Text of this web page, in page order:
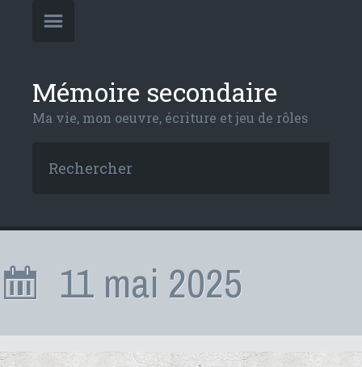
Mémoire secondaire
Ma vie, mon oeuvre, écriture et jeu de rôles
11 mai 2025